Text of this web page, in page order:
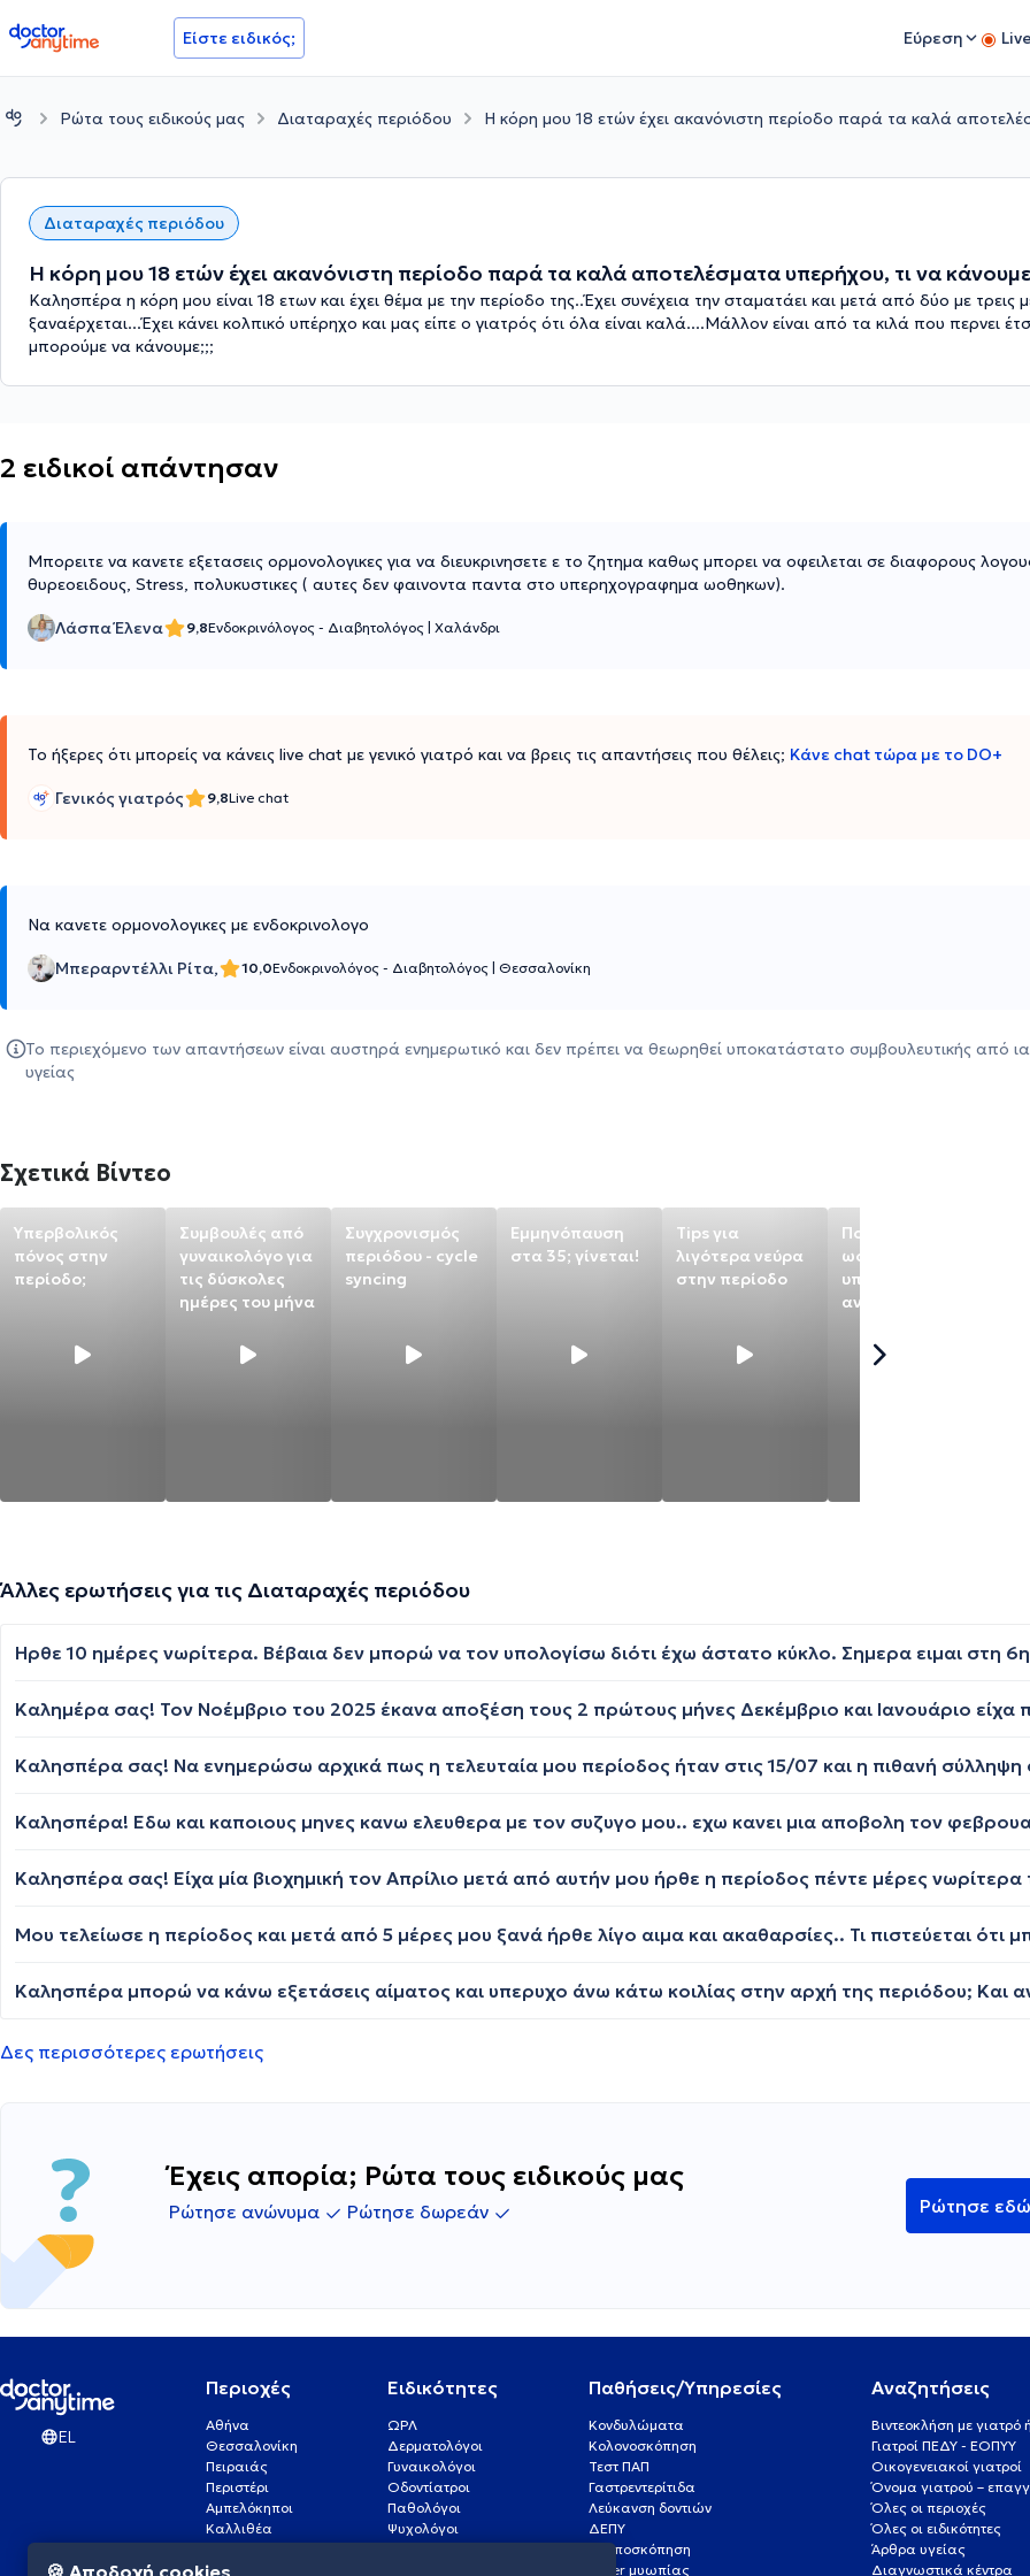
doctoranytime Είστε ειδικός; Εύρεση
Ρώτα τους ειδικούς μας Διαταραχές περιόδου Η κόρη μου 18 ετών έχει ακανόνιστη περίοδο παρά τα καλά
Διαταραχές περιόδου
Η κόρη μου 18 ετών έχει ακανόνιστη περίοδο παρά τα καλά αποτελέσματα υπερήχου, τι να
Καλησπέρα η κόρη μου είναι 18 ετων και έχει θέμα με την περίοδο της..Έχει συνέχεια την σταματάει και μετά από δύο με τρεις
ξαναέρχεται...Έχει κάνει κολπικό υπέρηχο και μας είπε ο γιατρός ότι όλα είναι καλά....Μάλλον είναι από τα κιλά που περνει
μπορούμε να κάνουμε;;;
2 ειδικοί απάντησαν
Μπορειτε να κανετε εξετασεις ορμονολογικες για να διευκρινησετε ε το ζητημα καθως μπορει να οφειλεται σε διαφορους
θυρεοειδους, Stress, πολυκυστικες ( αυτες δεν φαινοντα παντα στο υπερηχογραφημα ωοθηκων).
Λάσπα Έλενα 9,8Ενδοκρινόλογος - Διαβητολόγος Χαλάνδρι
Το ήξερες ότι μπορείς να κάνεις live chat με γενικό γιατρό και να βρεις τις απαντήσεις που θέλεις; Κάνε chat τώρα με το DO+
Γενικός γιατρός 9,8Live chat
Να κανετε ορμονολογικες με ενδοκρινολογο
Μπεραρντέλλι Ρίτα, 10,0Ενδοκρινολόγος - Διαβητολόγος Θεσσαλονίκη
Το περιεχόμενο των απαντήσεων είναι αυστηρά ενημερωτικό και δεν πρέπει να θεωρηθεί υποκατάστατο συμβουλευτικής από
υγείας
Σχετικά Βίντεο
Υπερβολικός
πόνος στην
περίοδο;
Συμβουλές από
γυναικολόγο για
τις δύσκολες
ημέρες του μήνα
Συγχρονισμός
περιόδου - cycle
syncing
Εμμηνόπαυση
στα 35; γίνεται!
Tips για
λιγότερα νεύρα
στην περίοδο
Πολυκυστικές
ωοθήκες:
υπάρχει τρόπος
αντιμετώπισης;
Άλλες ερωτήσεις για τις Διαταραχές περιόδου
Δες περισσότερες ερωτήσεις
Έχεις απορία; Ρώτα τους ειδικούς μας
Ρώτησε ανώνυμα Ρώτησε δωρεάν Ρώτησε εδώ
EL
Περιοχές
Αθήνα
Θεσσαλονίκη
Πειραιάς
Περιστέρι
Αμπελόκηποι
Καλλιθέα
Γλυφάδα
Ειδικότητες
ΩΡΛ
Δερματολόγοι
Γυναικολόγοι
Οδοντίατροι
Παθολόγοι
Ψυχολόγοι
Παθήσεις/Υπηρεσίες
Κονδυλώματα
Κολονοσκόπηση
Τεστ ΠΑΠ
Γαστρεντερίτιδα
Λεύκανση δοντιών
ΔΕΠΥ
Κολποσκόπηση
Laser μυωπίας
Αναζητήσεις
Βιντεοκλήση με
Γιατροί ΠΕΔΥ - ΕΟΠΥΥ
Οικογενειακοί γιατροί
Όνομα γιατρού –
Όλες οι περιοχές
Όλες οι ειδικότητες
Άρθρα υγείας
Διαγνωστικά κέντρα
🍪 Αποδοχή cookies